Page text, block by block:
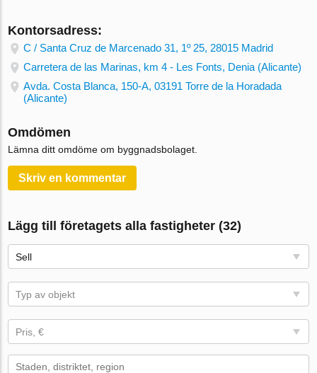
Kontorsadress:
C / Santa Cruz de Marcenado 31, 1º 25, 28015 Madrid
Carretera de las Marinas, km 4 - Les Fonts, Denia (Alicante)
Avda. Costa Blanca, 150-A, 03191 Torre de la Horadada
(Alicante)
Omdömen
Lämna ditt omdöme om byggnadsbolaget.
Skriv en kommentar
Lägg till företagets alla fastigheter (32)
Sell
Typ av objekt
Pris, €